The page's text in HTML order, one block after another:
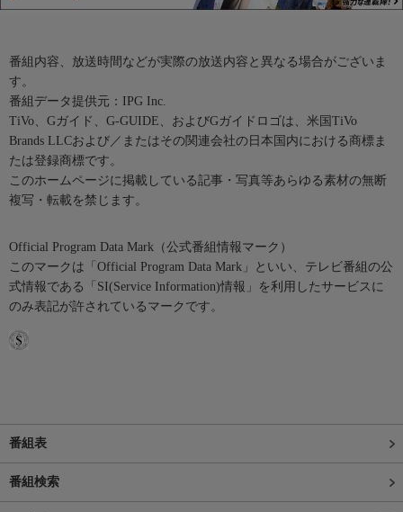
番組内容、放送時間などが実際の放送内容と異なる場合がございま
す。
番組データ提供元：IPG Inc.
TiVo、Gガイド、G-GUIDE、およびGガイドロゴは、米国TiVo
Brands LLCおよび／またはその関連会社の日本国内における商標ま
たは登録商標です。
このホームページに掲載している記事・写真等あらゆる素材の無断
複写・転載を禁じます。
Official Program Data Mark（公式番組情報マーク）
このマークは「Official Program Data Mark」といい、テレビ番組の公
式情報である「SI(Service Information)情報」を利用したサービスに
のみ表記が許されているマークです。
番組表
番組検索